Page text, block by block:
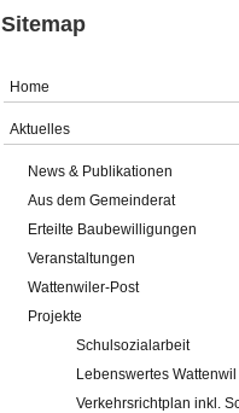
Sitemap
Home
Aktuelles
News & Publikationen
Aus dem Gemeinderat
Erteilte Baubewilligungen
Veranstaltungen
Wattenwiler-Post
Projekte
Schulsozialarbeit
Lebenswertes
Verkehrsrichtplan inkl.